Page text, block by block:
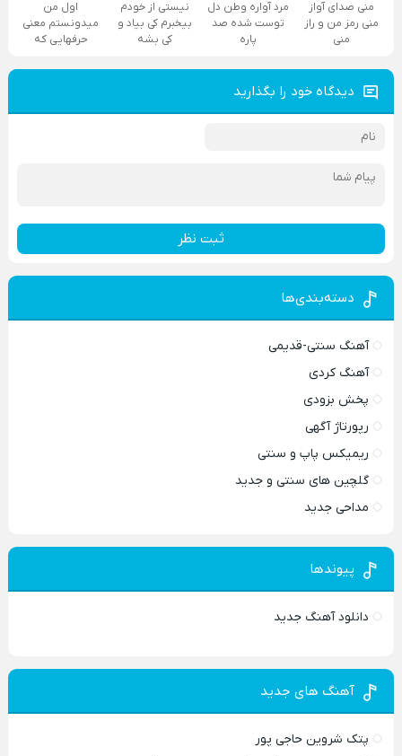
منی صدای آواز
منی رمز من و راز
منی
مرد آواره وطن دل
توست شده صد
پاره
نیستی از خودم
بیخبرم کی بیاد و
کی بشه
اول من
میدونستم معنی
حرفهایی که
دیدگاه خود را بگذارید
ثبت نظر
دسته‌بندی‌ها
آهنگ سنتی-قدیمی
آهنگ کردی
پخش بزودی
رپورتاژ آگهی
ریمیکس پاپ و سنتی
گلچین های سنتی و جدید
مداحی جدید
پیوندها
دانلود آهنگ جدید
آهنگ های جدید
پتک شروین حاجی پور